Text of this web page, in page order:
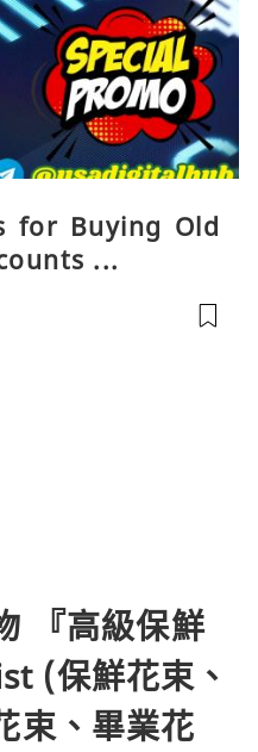
for Buying Old
...
『高級保鮮
(保鮮花束、
束、畢業花